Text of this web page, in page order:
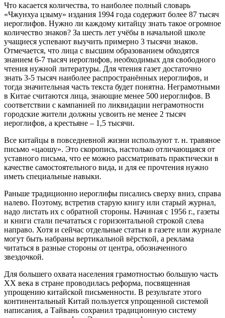
Что касается количества, то наиболее полный словарь
«Чжунхуа цзыму» издания 1994 года содержит более 87 тысяч
иероглифов. Нужно ли каждому китайцу знать такое огромное
количество знаков? За шесть лет учёбы в начальной школе
учащиеся успевают выучить примерно 3 тысячи знаков.
Отмечается, что лица с высшим образованием обходятся
знанием 6-7 тысяч иероглифов, необходимых для свободного
чтения нужной литературы. Для чтения газет достаточно
знать 3-5 тысяч наиболее распространённых иероглифов, и
тогда значительная часть текста будет понятна. Неграмотными
в Китае считаются лица, знающие менее 500 иероглифов. В
соответствии с кампанией по ликвидации неграмотности
городские жители должны усвоить не менее 2 тысяч
иероглифов, а крестьяне – 1,5 тысячи.
Все китайцы в повседневной жизни используют т. н. травяное
письмо «цаошу». Это скоропись, настолько отличающаяся от
уставного письма, что ее можно рассматривать практически в
качестве самостоятельного вида, и для ее прочтения нужно
иметь специальные навыки.
Раньше традиционно иероглифы писались сверху вниз, справа
налево. Поэтому, встретив старую книгу или старый журнал,
надо листать их с обратной стороны. Начиная с 1956 г., газеты
и книги стали печататься с горизонтальной строкой слева
направо. Хотя и сейчас отдельные статьи в газете или журнале
могут быть набраны вертикальной вёрсткой, а реклама
читаться в разные стороны от центра, обозначенного
звездочкой.
Для большего охвата населения грамотностью большую часть
ХХ века в стране проводилась реформа, посвященная
упрощению китайской письменности. В результате этого
континентальный Китай пользуется упрощенной системой
написания, а Тайвань сохранил традиционную систему